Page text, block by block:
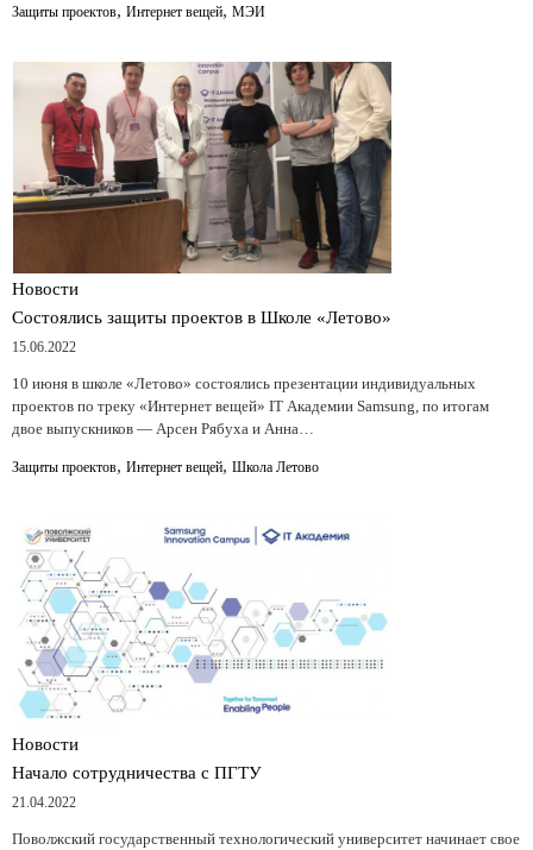
Защиты проектов, Интернет вещей, МЭИ
Новости
Состоялись защиты проектов в Школе «Летово»
15.06.2022
10 июня в школе «Летово» состоялись презентации индивидуальных
проектов по треку «Интернет вещей» IT Академии Samsung, по итогам
двое выпускников — Арсен Рябуха и Анна…
Защиты проектов, Интернет вещей, Школа Летово
Новости
Начало сотрудничества с ПГТУ
21.04.2022
Поволжский государственный технологический университет начинает свое